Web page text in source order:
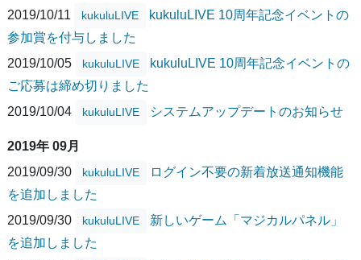
2019/10/11 kukuluLIVE
kukuluLIVE 10周年記念イベントの
参加賞を付与しました
2019/10/05
kukuluLIVE
kukuluLIVE 10周年記念イベントの
ご応募は締め切りました
2019/10/04
kukuluLIVE システムアップデートのお知らせ
2019年 09月
2019/09/30
kukuluLIVE
ログイン不要の新着放送通知機能
を追加しました
2019/09/30
kukuluLIVE
新しいゲーム「マジカルパネル」
を追加しました